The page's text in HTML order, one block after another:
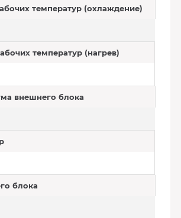
температур (охлаждение)
температур (нагрев)
внешнего блока
блока